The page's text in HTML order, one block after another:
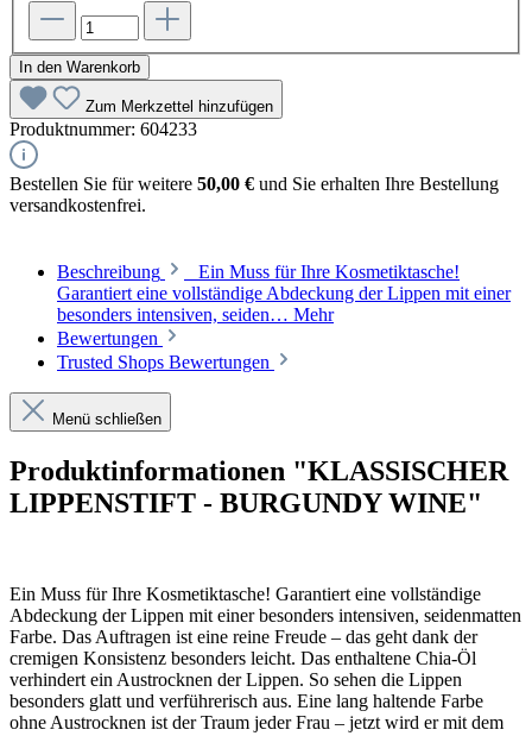
In den Warenkorb
Zum Merkzettel hinzufügen
Produktnummer: 604233
Bestellen Sie für weitere 50,00 € und Sie erhalten Ihre Bestellung
versandkostenfrei.
Beschreibung
Ein Muss für Ihre Kosmetiktasche!
Garantiert eine vollständige Abdeckung der Lippen mit einer
besonders intensiven, seiden… Mehr
Bewertungen
Trusted Shops Bewertungen
Menü schließen
Produktinformationen "KLASSISCHER
LIPPENSTIFT - BURGUNDY WINE"
Ein Muss für Ihre Kosmetiktasche! Garantiert eine vollständige
Abdeckung der Lippen mit einer besonders intensiven, seidenmatten
Farbe. Das Auftragen ist eine reine Freude – das geht dank der
cremigen Konsistenz besonders leicht. Das enthaltene Chia-Öl
verhindert ein Austrocknen der Lippen. So sehen die Lippen
besonders glatt und verführerisch aus. Eine lang haltende Farbe
ohne Austrocknen ist der Traum jeder Frau – jetzt wird er mit dem